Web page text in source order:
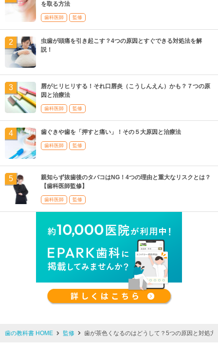
を取る方法
歯科医師 監修
虫歯が頭痛を引き起こす？4つの原因とすぐできる対処法を解
説！
唇がヒリヒリする！それ口唇炎（こうしんえん）かも？７つの原
因と治療法
歯科医師 監修
歯ぐきや歯を「押すと痛い」！その５大原因と治療法
歯科医師 監修
親知らず抜歯後のタバコはNG！4つの理由と重大なリスクとは？
【歯科医師監修】
歯科医師 監修
歯の教科書 HOME 監修 歯が茶色くなるのはどうして？5つの原因と対処方